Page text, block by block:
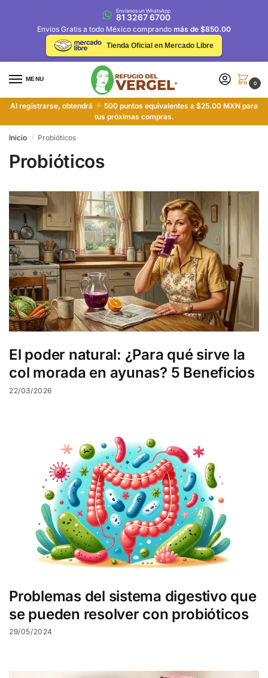
Envíanos un WhatsApp
81 3267 6700
Envíos Gratis a todo México comprando más de $850.00
Tienda Oficial en Mercado Libre
MENU
0
Al registrarse, obtendrá
500 puntos equivalentes a $25.00 MXN para
tus próximas compras.
Inicio / Probióticos
Probióticos
El poder natural: ¿Para qué sirve la
col morada en ayunas? 5 Beneficios
22/03/2026
Problemas del sistema digestivo que
se pueden resolver con probióticos
29/05/2024